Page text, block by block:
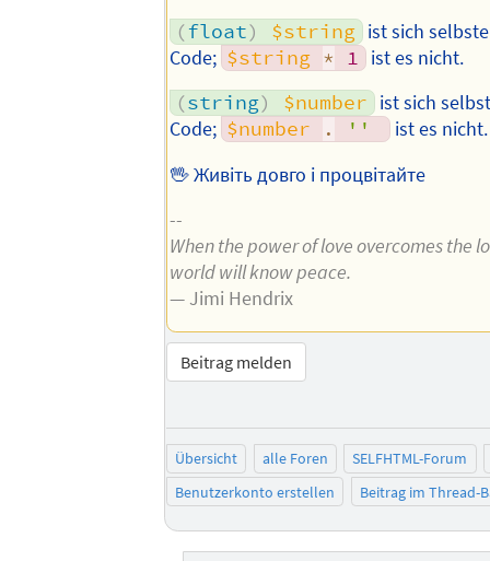
(float) $string ist sich
Code; $string * 1 ist es nicht.
(string) $number ist sich
Code; $number . ''
ist es nicht.
🖖 Живіть довго і процвітайте
--
When the power of love overcomes the
world will know peace.
— Jimi Hendrix
Beitrag melden
Übersicht alle Foren
SELFHTML-Forum
Benutzerkonto erstellen
Beitrag im Thread-